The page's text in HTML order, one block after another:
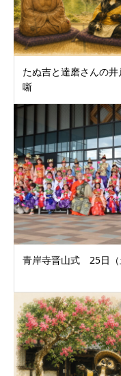
たぬ吉と達磨さんの井
噺
青岸寺晋山式 25日（